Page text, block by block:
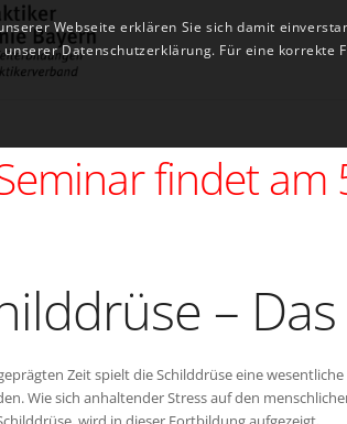
findet
–
Zeit spielt die Schilddrüse eine
Wie sich anhaltender Stress auf den
Webseite erklären Sie sich damit
Datenschutzerklärung. Für eine korrekte